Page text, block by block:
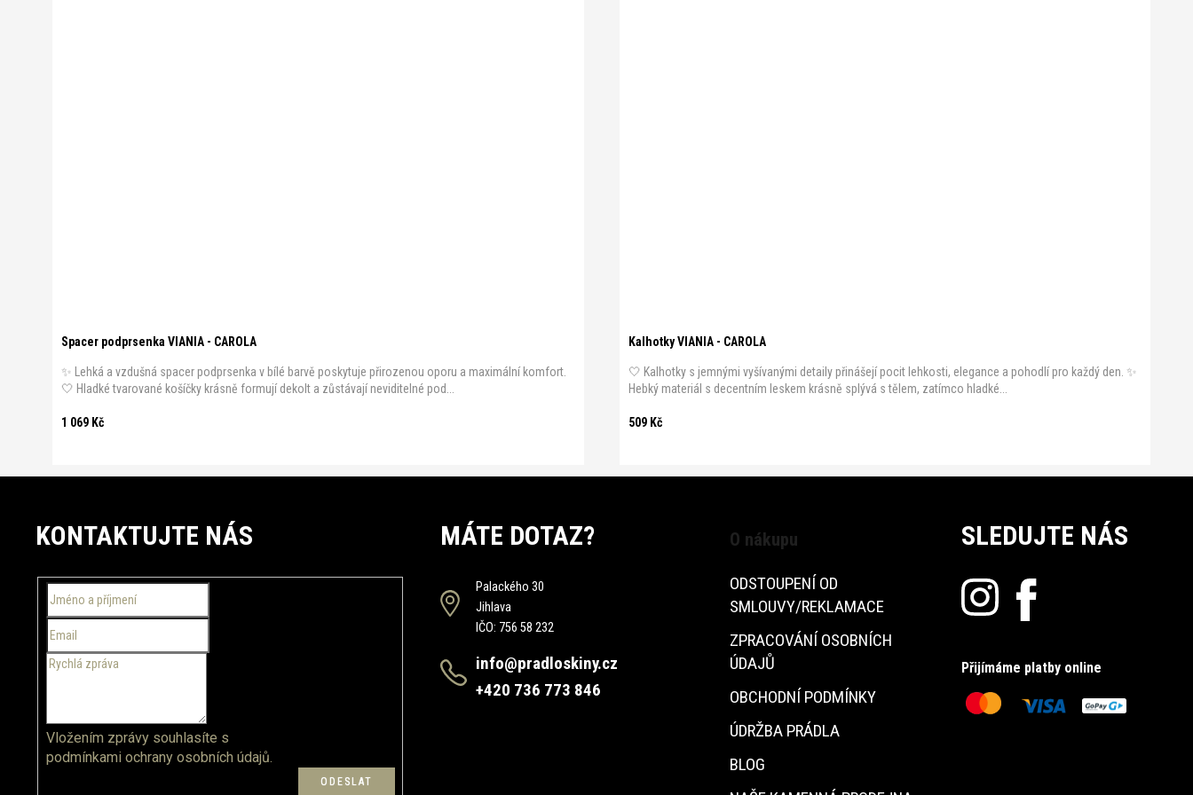
Spacer podprsenka VIANIA - CAROLA
1 069 Kč
✨ Lehká a vzdušná spacer podprsenka v bílé barvě poskytuje přirozenou oporu a maximální komfort.
🤍 Hladké tvarované košíčky krásně formují dekolt a zůstávají neviditelné pod...
Kalhotky VIANIA - CAROLA
509 Kč
🤍 Kalhotky s jemnými vyšívanými detaily přinášejí pocit lehkosti, elegance a pohodlí pro každý den. ✨
Hebký materiál s decentním leskem krásně splývá s tělem, zatímco hladké...
KONTAKTUJTE NÁS
Vložením zprávy souhlasíte s
podmínkami ochrany osobních údajů.
MÁTE DOTAZ?
Palackého 30
Jihlava
IČO: 756 58 232
info@pradloskiny.cz
+420 736 773 846
O nákupu
ODSTOUPENÍ OD
SMLOUVY/REKLAMACE
ZPRACOVÁNÍ OSOBNÍCH
ÚDAJŮ
OBCHODNÍ PODMÍNKY
ÚDRŽBA PRÁDLA
BLOG
SLEDUJTE NÁS
Přijímáme platby online